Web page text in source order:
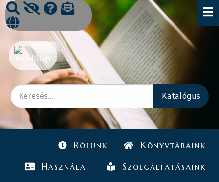
Rólunk Könyvtáraink
Használat Szolgáltatásaink